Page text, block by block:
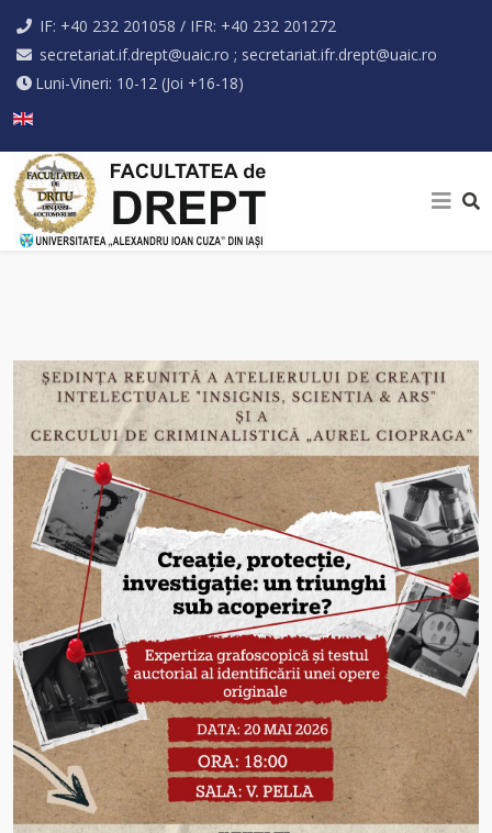
IF: +40 232 201058 / IFR: +40 232 201272
secretariat.if.drept@uaic.ro ; secretariat.ifr.drept@uaic.ro
Luni-Vineri: 10-12 (Joi +16-18)